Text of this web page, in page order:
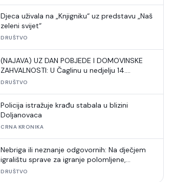
Djeca uživala na „Knjigniku“ uz predstavu „Naš
zeleni svijet“
DRUŠTVO
(NAJAVA) UZ DAN POBJEDE I DOMOVINSKE
ZAHVALNOSTI: U Čaglinu u nedjelju 14.
međunarodni šahovski turnir
DRUŠTVO
Policija istražuje krađu stabala u blizini
Doljanovaca
CRNA KRONIKA
Nebriga ili neznanje odgovornih: Na dječjem
igralištu sprave za igranje polomljene,
umjetna trava u raspadu
DRUŠTVO